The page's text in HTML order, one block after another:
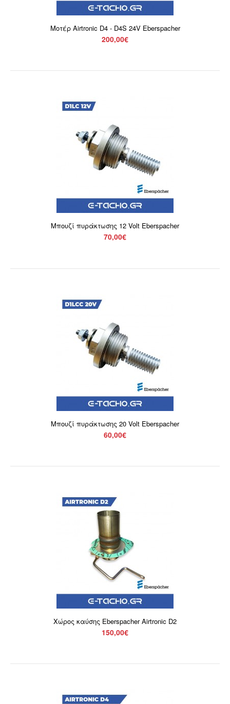
Καυστήρας Eberspacher D2 2000W 24V Airtronic Full Kit ..
Μοτέρ Airtronic D2 24V Eberspacher
200,00€
200,00€
Μοτέρ Airtronic D4 - D4S 24V EberspacherΜοτέρ καυστήρα
της Eberspacher για AIRTRONIC D4/D4S 24V. Γνή..
Μοτέρ Airtronic D4 - D4S 24V Eberspacher
200,00€
Μπουζί πυράκτωσης 12 Volt Eberspacher
70,00€
Μπουζί πυράκτωσης 20 Volt Eberspacher
60,00€
Χώρος καύσης Eberspacher Airtronic D2
150,00€